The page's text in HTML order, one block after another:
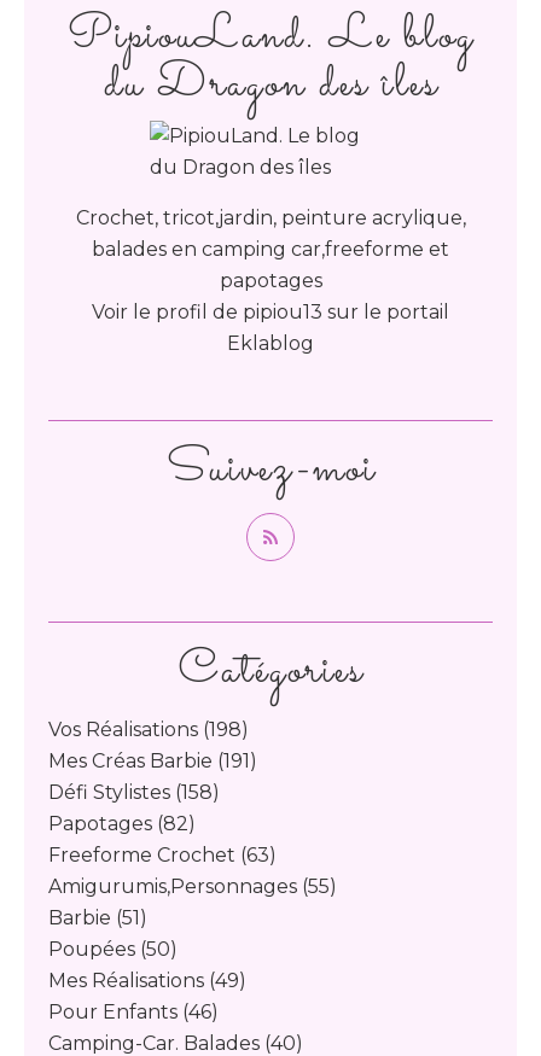
Catégories
Vos Réalisations (198)
Mes Créas Barbie (191)
Défi Stylistes (158)
Papotages (82)
Freeforme Crochet (63)
Amigurumis,personnages (55)
Barbie (51)
Poupées (50)
Mes Réalisations (49)
Pour Enfants (46)
Camping-Car. Balades (40)
PipiouLand. Le blog
du Dragon des îles
Crochet, tricot,jardin, peinture acrylique,
balades en camping car,freeforme et
papotages
Voir le profil de pipiou13 sur le portail
Eklablog
Suivez-moi